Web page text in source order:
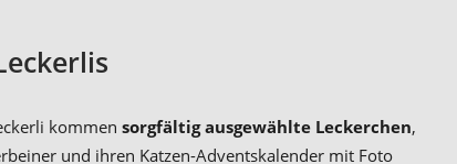
kommen sorgfältig ausgewählte Leckerchen,
und ihren Katzen-Adventskalender mit Foto